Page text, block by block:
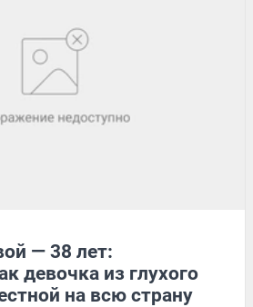
— 38 лет:
девочка из глухого
на всю страну